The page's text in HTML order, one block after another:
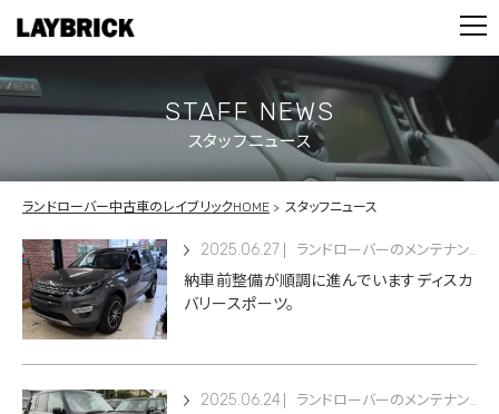
PARTS
CONTACT
PRIVACY POLICY
STAFF NEWS
スタッフニュース
ランドローバー中古車のレイブリックHOME スタッフニュース
2025.06.27 ランドローバーのメンテナンス
納車前整備が順調に進んでいますディスカ
バリースポーツ。
2025.06.24 ランドローバーのメンテナンス